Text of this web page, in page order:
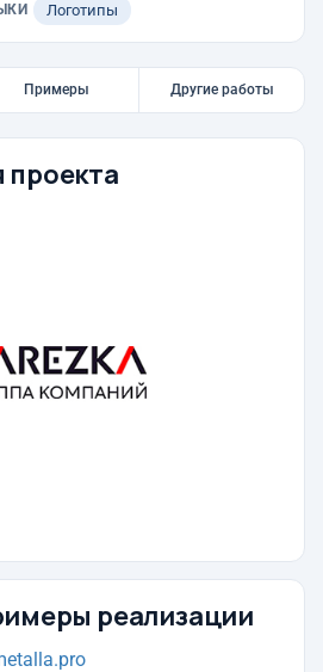
Логотипы
Примеры Другие работы
проекта
реализации